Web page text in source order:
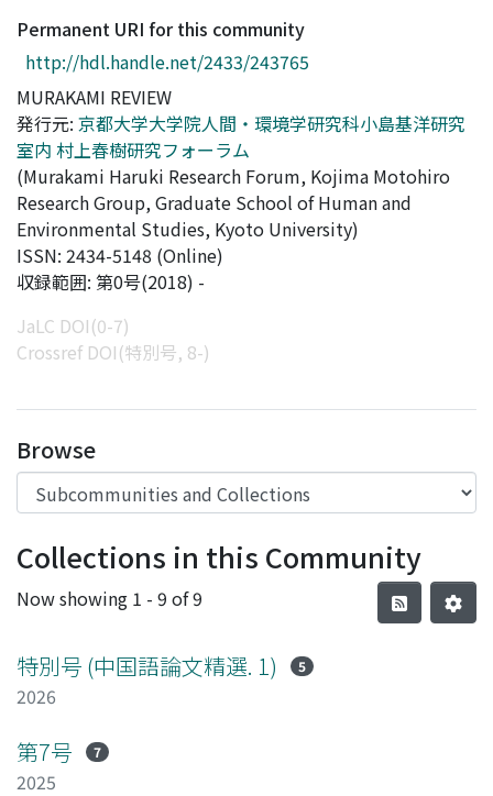
Permanent URI for this community
http://hdl.handle.net/2433/243765
MURAKAMI REVIEW
発行元: 京都大学大学院人間・環境学研究科小島基洋研究
室内 村上春樹研究フォーラム
(Murakami Haruki Research Forum, Kojima Motohiro
Research Group, Graduate School of Human and
Environmental Studies, Kyoto University)
ISSN: 2434-5148 (Online)
収録範囲: 第0号(2018) -
JaLC DOI(0-7)
Crossref DOI(特別号, 8-)
Browse
Collections in this Community
Now showing 1 - 9 of 9
特別号 (中国語論文精選. 1) 5
2026
第7号 7
2025